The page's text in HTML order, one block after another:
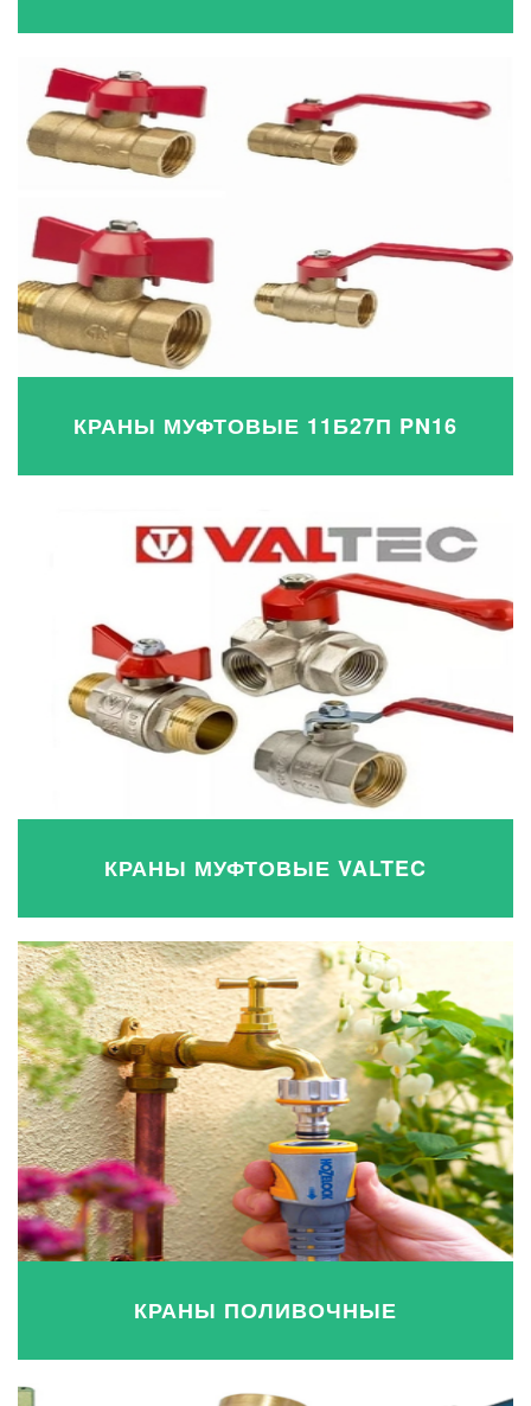
КРАНЫ МУФТОВЫЕ 11Б27П PN16
КРАНЫ МУФТОВЫЕ VALTEC
КРАНЫ ПОЛИВОЧНЫЕ